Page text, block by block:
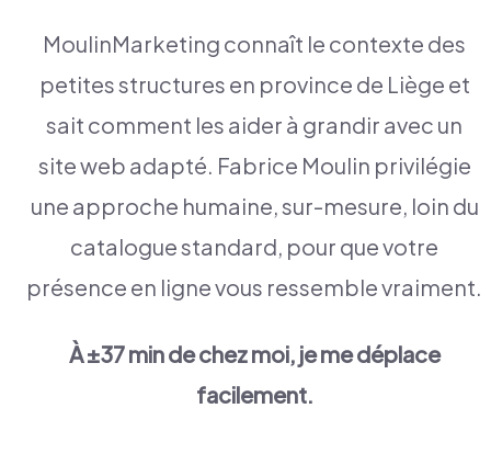
MoulinMarketing connaît le contexte des
petites structures en province de Liège et
sait comment les aider à grandir avec un
site web adapté. Fabrice Moulin privilégie
une approche humaine, sur-mesure, loin du
catalogue standard, pour que votre
présence en ligne vous ressemble vraiment.
À ±37 min de chez moi, je me déplace
facilement.